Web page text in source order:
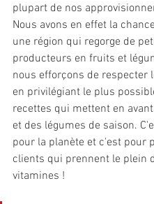
plupart de nos
Nous avons en effet la
une région qui regorge de
producteurs en fruits et
nous efforçons de respecter
en privilégiant le plus
recettes qui mettent en
et des légumes de saison.
pour la planète et c'est pour
clients qui prennent le plein
vitamines !